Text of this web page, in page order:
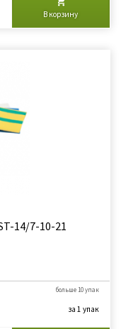
В корзину
14/7-10-21
больше 10 упак
за 1 упак